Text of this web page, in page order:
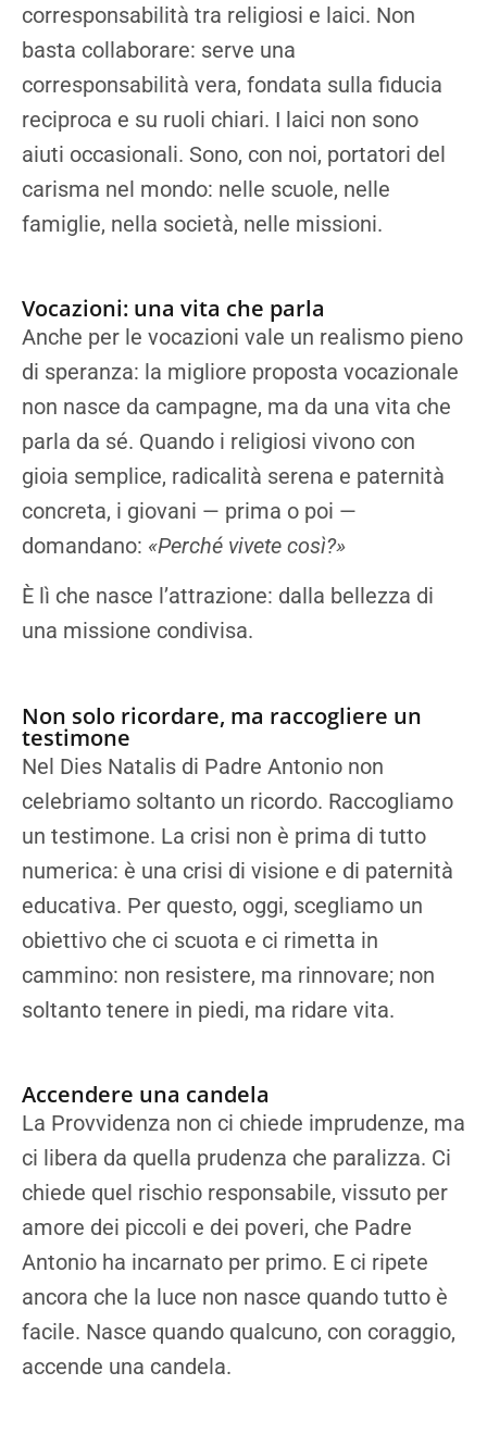
corresponsabilità tra religiosi e laici. Non
basta collaborare: serve una
corresponsabilità vera, fondata sulla fiducia
reciproca e su ruoli chiari. I laici non sono
aiuti occasionali. Sono, con noi, portatori del
carisma nel mondo: nelle scuole, nelle
famiglie, nella società, nelle missioni.
Vocazioni: una vita che parla
Anche per le vocazioni vale un realismo pieno
di speranza: la migliore proposta vocazionale
non nasce da campagne, ma da una vita che
parla da sé. Quando i religiosi vivono con
gioia semplice, radicalità serena e paternità
concreta, i giovani — prima o poi —
domandano: «Perché vivete così?»
È lì che nasce l’attrazione: dalla bellezza di
una missione condivisa.
Non solo ricordare, ma raccogliere un
testimone
Nel Dies Natalis di Padre Antonio non
celebriamo soltanto un ricordo. Raccogliamo
un testimone. La crisi non è prima di tutto
numerica: è una crisi di visione e di paternità
educativa. Per questo, oggi, scegliamo un
obiettivo che ci scuota e ci rimetta in
cammino: non resistere, ma rinnovare; non
soltanto tenere in piedi, ma ridare vita.
Accendere una candela
La Provvidenza non ci chiede imprudenze, ma
ci libera da quella prudenza che paralizza. Ci
chiede quel rischio responsabile, vissuto per
amore dei piccoli e dei poveri, che Padre
Antonio ha incarnato per primo. E ci ripete
ancora che la luce non nasce quando tutto è
facile. Nasce quando qualcuno, con coraggio,
accende una candela.